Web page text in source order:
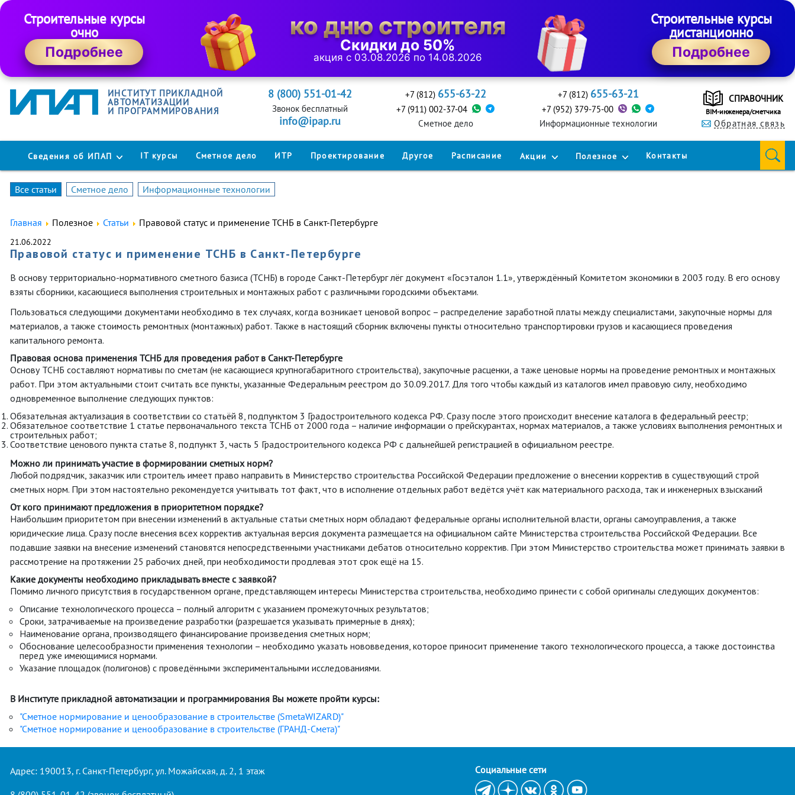
Строительные курсы
очно
Подробнее
ко дню строителя
Скидки до 50%
акция с 03.08.2026 по 14.08.2026
Строительные курсы
дистанционно
Подробнее
ИНСТИТУТ ПРИКЛАДНОЙ
АВТОМАТИЗАЦИИ
И ПРОГРАММИРОВАНИЯ
8 (800) 551-01-42
Звонок бесплатный
info@ipap.ru
+7 (812) 655-63-22
+7 (911) 002-37-04
Cметное дело
+7 (812) 655-63-21
+7 (952) 379-75-00
Информационные технологии
СПРАВОЧНИК
BIM-инженера/сметчика
Обратная связь
Сведения об ИПАП IT курсы Сметное дело ИТР Проектирование Другое Расписание Акции Полезное Контакты
Все статьи Сметное дело Информационные технологии
Главная Полезное Статьи Правовой статус и применение ТСНБ в Санкт-Петербурге
21.06.2022
Правовой статус и применение ТСНБ в Санкт-Петербурге
В основу территориально-нормативного сметного базиса (ТСНБ) в городе Санкт-Петербург лёг документ «Госэталон 1.1», утверждённый Комитетом экономики в 2003 году. В его основу
взяты сборники, касающиеся выполнения строительных и монтажных работ с различными городскими объектами.
Пользоваться следующими документами необходимо в тех случаях, когда возникает ценовой вопрос – распределение заработной платы между специалистами, закупочные нормы для
материалов, а также стоимость ремонтных (монтажных) работ. Также в настоящий сборник включены пункты относительно транспортировки грузов и касающиеся проведения
капитального ремонта.
Правовая основа применения ТСНБ для проведения работ в Санкт-Петербурге
Основу ТСНБ составляют нормативы по сметам (не касающиеся крупногабаритного строительства), закупочные расценки, а таже ценовые нормы на проведение ремонтных и монтажных
работ. При этом актуальными стоит считать все пункты, указанные Федеральным реестром до 30.09.2017. Для того чтобы каждый из каталогов имел правовую силу, необходимо
одновременное выполнение следующих пунктов:
Обязательная актуализация в соответствии со статьёй 8, подпунктом 3 Градостроительного кодекса РФ. Сразу после этого происходит внесение каталога в федеральный реестр;
Обязательное соответствие 1 статье первоначального текста ТСНБ от 2000 года – наличие информации о прейскурантах, нормах материалов, а также условиях выполнения ремонтных и
строительных работ;
Соответствие ценового пункта статье 8, подпункт 3, часть 5 Градостроительного кодекса РФ с дальнейшей регистрацией в официальном реестре.
Можно ли принимать участие в формировании сметных норм?
Любой подрядчик, заказчик или строитель имеет право направить в Министерство строительства Российской Федерации предложение о внесении корректив в существующий строй
сметных норм. При этом настоятельно рекомендуется учитывать тот факт, что в исполнение отдельных работ ведётся учёт как материального расхода, так и инженерных взысканий
От кого принимают предложения в приоритетном порядке?
Наибольшим приоритетом при внесении изменений в актуальные статьи сметных норм обладают федеральные органы исполнительной власти, органы самоуправления, а также
юридические лица. Сразу после внесения всех корректив актуальная версия документа размещается на официальном сайте Министерства строительства Российской Федерации. Все
подавшие заявки на внесение изменений становятся непосредственными участниками дебатов относительно корректив. При этом Министерство строительства может принимать заявки в
рассмотрение на протяжении 25 рабочих дней, при необходимости продлевая этот срок ещё на 15.
Какие документы необходимо прикладывать вместе с заявкой?
Помимо личного присутствия в государственном органе, представляющем интересы Министерства строительства, необходимо принести с собой оригиналы следующих документов:
Описание технологического процесса – полный алгоритм с указанием промежуточных результатов;
Сроки, затрачиваемые на произведение разработки (разрешается указывать примерные в днях);
Наименование органа, производящего финансирование произведения сметных норм;
Обоснование целесообразности применения технологии – необходимо указать нововведения, которое приносит применение такого технологического процесса, а также достоинства
перед уже имеющимися нормами.
Указание площадок (полигонов) с проведёнными экспериментальными исследованиями.
В Институте прикладной автоматизации и программирования Вы можете пройти курсы:
"Сметное нормирование и ценообразование в строительстве (SmetaWIZARD)"
"Сметное нормирование и ценообразование в строительстве (ГРАНД-Смета)"
Адрес: 190013, г. Санкт-Петербург, ул. Можайская, д. 2, 1 этаж
Cоциальные сети